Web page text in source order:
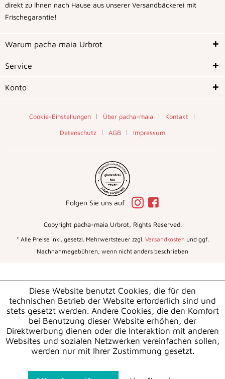
direkt zu Ihnen nach Hause aus unserer Versandbäckerei mit
Frischegarantie!
Warum pacha maia Urbrot
Service
Konto
* Alle Preise inkl. gesetzl. Mehrwertsteuer zzgl. Versandkosten und ggf.
Nachnahmegebühren, wenn nicht anders beschrieben
Cookie-Einstellungen Über pacha-maia
Kontakt
Datenschutz
AGB Impressum
Copyright pacha-maia Urbrot, Rights Reserved.
Folgen Sie uns auf
Diese Website benutzt Cookies, die für den
technischen Betrieb der Website erforderlich sind und
stets gesetzt werden. Andere Cookies, die den Komfort
bei Benutzung dieser Website erhöhen, der
Direktwerbung dienen oder die Interaktion mit anderen
Websites und sozialen Netzwerken vereinfachen sollen,
werden nur mit Ihrer Zustimmung gesetzt.